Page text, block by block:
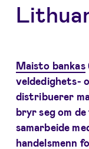
Maisto bankas
veldedighets-
distribuerer
bryr seg om
samarbeide
handelsmenn